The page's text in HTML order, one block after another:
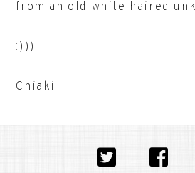
from an old white haired
:)))
Chiaki